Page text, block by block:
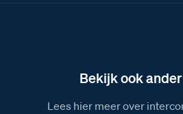
Bekijk ook
Lees hier meer over